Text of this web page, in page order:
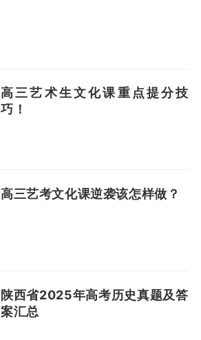
高三艺术生文化课重点提分技
巧！
高三艺考文化课逆袭该怎样做？
陕西省2025年高考历史真题及答
案汇总